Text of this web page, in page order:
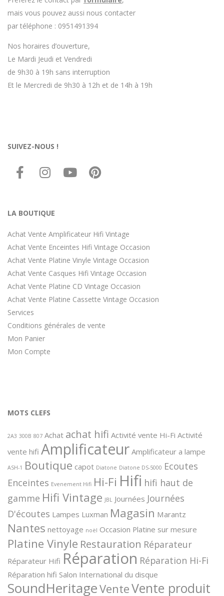
mais vous pouvez aussi nous contacter
par téléphone : 0951491394
Nos horaires d’ouverture,
Le Mardi Jeudi et Vendredi
de 9h30 à 19h sans interruption
Et le Mercredi de 9h30 à 12h et de 14h à 19h
SUIVEZ-NOUS !
LA BOUTIQUE
Achat Vente Amplificateur Hifi Vintage
Achat Vente Enceintes Hifi Vintage Occasion
Achat Vente Platine Vinyle Vintage Occasion
Achat Vente Casques Hifi Vintage Occasion
Achat Vente Platine CD Vintage Occasion
Achat Vente Platine Cassette Vintage Occasion
Services
Conditions générales de vente
Mon Panier
Mon Compte
MOTS CLEFS
2A3 300B 807 Achat achat hifi Activité vente Hi-Fi Activité
vente hifi Amplificateur Amplificateur a lampe
ASH-1 Boutique capot Diatone Diatone DS-5000 Ecoutes
Enceintes Evenement Hifi Hi-Fi Hifi hifi haut de
gamme Hifi Vintage JBL Journées Journées
D'écoutes Lampes Luxman Magasin Marantz
Nantes nettoyage noël Occasion Platine sur mesure
Platine Vinyle Restauration Réparateur
Réparateur Hifi Réparation Réparation Hi-Fi
Réparation hifi Salon International du disque
SoundHeritageVenteVente produit